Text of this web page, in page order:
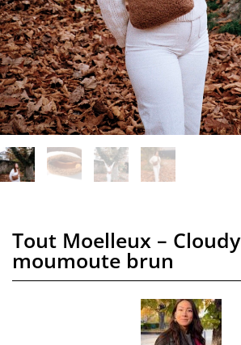
Tout Moelleux – Cloudy
moumoute brun